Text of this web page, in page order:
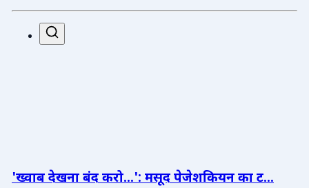
'ख्वाब देखना बंद करो...': मसूद पेजेशकियन का ट...